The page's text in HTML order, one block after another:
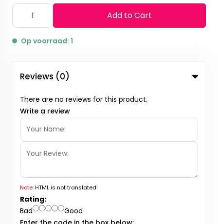
Add to Cart
Op voorraad: 1
Reviews (0)
There are no reviews for this product.
Write a review
Note:HTML is not translated!
Rating:
Bad
Good